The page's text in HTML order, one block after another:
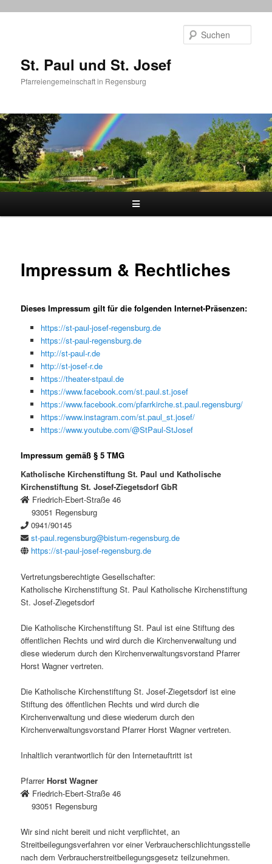
St. Paul und St. Josef
Pfarreiengemeinschaft in Regensburg
Impressum & Rechtliches
Dieses Impressum gilt für die folgenden Internet-Präsenzen:
https://st-paul-josef-regensburg.de
https://st-paul-regensburg.de
http://st-paul-r.de
http://st-josef-r.de
https://theater-stpaul.de
https://www.facebook.com/st.paul.st.josef
https://www.facebook.com/pfarrkirche.st.paul.regensburg/
https://www.instagram.com/st.paul_st.josef/
https://www.youtube.com/@StPaul-StJosef
Impressum gemäß § 5 TMG
Katholische Kirchenstiftung St. Paul und Katholische
Kirchenstiftung St. Josef-Ziegetsdorf GbR
Friedrich-Ebert-Straße 46
93051 Regensburg
0941/90145
st-paul.regensburg@bistum-regensburg.de
https://st-paul-josef-regensburg.de
Vertretungsberechtigte Gesellschafter:
Katholische Kirchenstiftung St. Paul Katholische Kirchenstiftung
St. Josef-Ziegetsdorf
Die Katholische Kirchenstiftung St. Paul ist eine Stiftung des
öffentlichen Rechts und wird durch die Kirchenverwaltung und
diese wiederum durch den Kirchenverwaltungsvorstand Pfarrer
Horst Wagnervertreten.
Die Katholische Kirchenstiftung St. Josef-Ziegetsdorf ist eine
Stiftung des öffentlichen Rechts und wird durch die
Kirchenverwaltung und diese wiederum durch den
Kirchenverwaltungsvorstand Pfarrer Horst Wagnervertreten.
Inhaltlich verantwortlich für den Internetauftritt ist
PfarrerHorst Wagner
Friedrich-Ebert-Straße 46
93051 Regensburg
Wir sind nicht bereit und nicht verpflichtet, an
Streitbeilegungsverfahren vor einer Verbraucherschlichtungsstelle
nach dem Verbraucherstreitbeilegungsgesetz teilzunehmen.